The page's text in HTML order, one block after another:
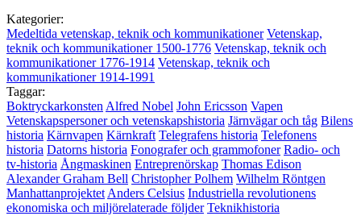
Kategorier:
Medeltida vetenskap, teknik och kommunikationer Vetenskap,
teknik och kommunikationer 1500-1776 Vetenskap, teknik och
kommunikationer 1776-1914 Vetenskap, teknik och
kommunikationer 1914-1991
Taggar:
Boktryckarkonsten Alfred Nobel John Ericsson Vapen
Vetenskapspersoner och vetenskapshistoria Järnvägar och tåg Bilens
historia Kärnvapen Kärnkraft Telegrafens historia Telefonens
historia Datorns historia Fonografer och grammofoner Radio- och
tv-historia Ångmaskinen Entreprenörskap Thomas Edison
Alexander Graham Bell Christopher Polhem Wilhelm Röntgen
Manhattanprojektet Anders Celsius Industriella revolutionens
ekonomiska och miljörelaterade följder Teknikhistoria